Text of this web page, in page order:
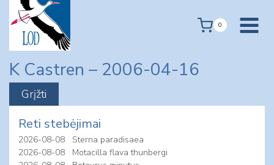
content
0
K Castren – 2006-04-16
Reti stebėjimai
2026-08-08
Sterna paradisaea
2026-08-08
Motacilla flava thunbergi